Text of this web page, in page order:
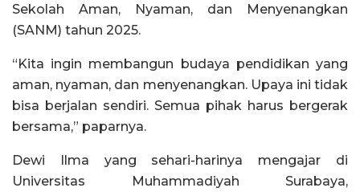
Sekolah Aman, Nyaman, dan Menyenangkan
(SANM) tahun 2025.
“Kita ingin membangun budaya pendidikan yang
aman, nyaman, dan menyenangkan. Upaya ini tidak
bisa berjalan sendiri. Semua pihak harus bergerak
bersama,” paparnya.
Dewi Ilma yang sehari-harinya mengajar di
Universitas Muhammadiyah Surabaya,